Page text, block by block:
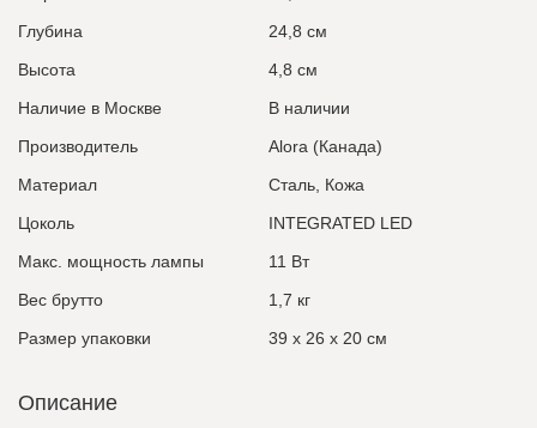
Глубина
24,8 см
Высота
4,8 см
Наличие в Москве
В наличии
Производитель
Alora (Канада)
Материал
Сталь, Кожа
Цоколь
INTEGRATED LED
Макс. мощность лампы
11 Вт
Вес брутто
1,7 кг
Размер упаковки
39 x 26 x 20 см
Описание